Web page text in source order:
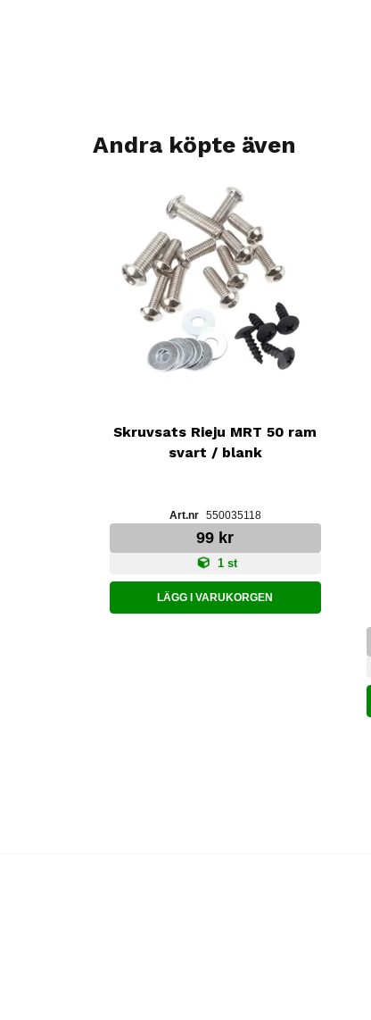
Andra köpte även
Skruvsats Rieju MRT 50 ram
svart / blank
550035118
99 kr
1 st
LÄGG I VARUKORGEN